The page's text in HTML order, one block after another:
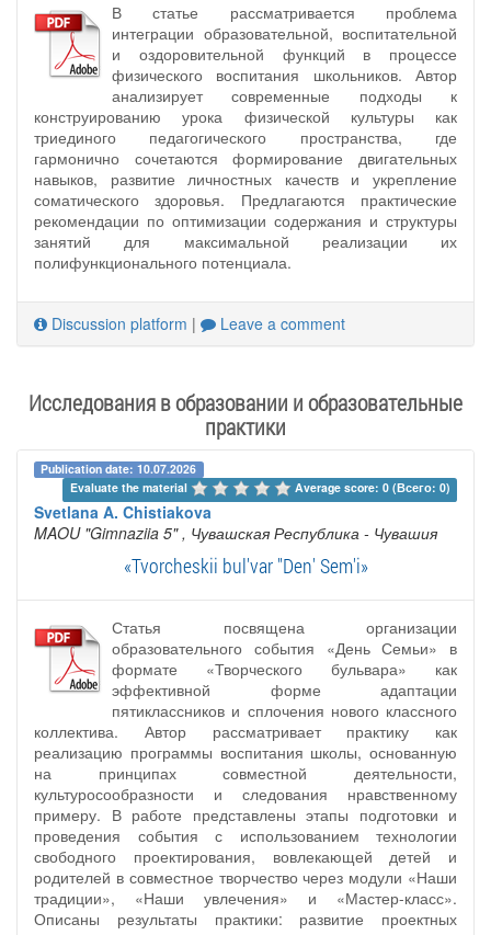
В статье рассматривается проблема
интеграции образовательной, воспитательной
и оздоровительной функций в процессе
физического воспитания школьников. Автор
анализирует современные подходы к
конструированию урока физической культуры как
триединого педагогического пространства, где
гармонично сочетаются формирование двигательных
навыков, развитие личностных качеств и укрепление
соматического здоровья. Предлагаются практические
рекомендации по оптимизации содержания и структуры
занятий для максимальной реализации их
полифункционального потенциала.
Discussion platform | Leave a comment
Исследования в образовании и образовательные
практики
Publication date: 10.07.2026
Evaluate the material
Average score: 0 (Всего: 0)
Svetlana A. Chistiakova
MAOU "Gimnaziia 5" , Чувашская Республика - Чувашия
«Tvorcheskii bul'var "Den' Sem'i»
Статья посвящена организации
образовательного события «День Семьи» в
формате «Творческого бульвара» как
эффективной форме адаптации
пятиклассников и сплочения нового классного
коллектива. Автор рассматривает практику как
реализацию программы воспитания школы, основанную
на принципах совместной деятельности,
культуросообразности и следования нравственному
примеру. В работе представлены этапы подготовки и
проведения события с использованием технологии
свободного проектирования, вовлекающей детей и
родителей в совместное творчество через модули «Наши
традиции», «Наши увлечения» и «Мастер-класс».
Описаны результаты практики: развитие проектных